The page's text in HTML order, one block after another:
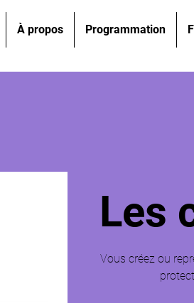
À propos Programmation
Les
Vous créez ou